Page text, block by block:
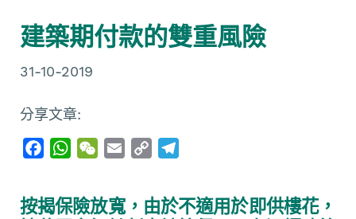
建築期付款的雙重風險
31-10-2019
分享文章:
e
W
t
W
h
i
y
e
按揭保險放寬，由於不適用於即供樓花，